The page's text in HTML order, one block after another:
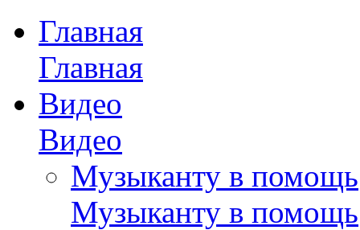
Главная
Главная
Видео
Видео
Музыканту в помощь
Музыканту в помощь